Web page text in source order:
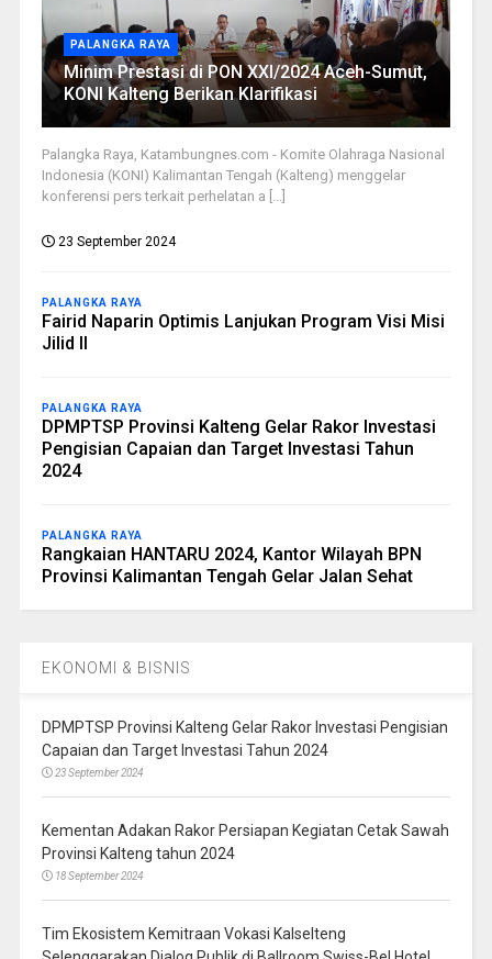
PALANGKA RAYA
Minim Prestasi di PON XXI/2024 Aceh-Sumut,
KONI Kalteng Berikan Klarifikasi
Palangka Raya, Katambungnes.com - Komite Olahraga Nasional
Indonesia (KONI) Kalimantan Tengah (Kalteng) menggelar
konferensi pers terkait perhelatan a [...]
23 September 2024
PALANGKA RAYA
Fairid Naparin Optimis Lanjukan Program Visi Misi
Jilid II
PALANGKA RAYA
DPMPTSP Provinsi Kalteng Gelar Rakor Investasi
Pengisian Capaian dan Target Investasi Tahun
2024
PALANGKA RAYA
Rangkaian HANTARU 2024, Kantor Wilayah BPN
Provinsi Kalimantan Tengah Gelar Jalan Sehat
EKONOMI & BISNIS
DPMPTSP Provinsi Kalteng Gelar Rakor Investasi Pengisian
Capaian dan Target Investasi Tahun 2024
23 September 2024
Kementan Adakan Rakor Persiapan Kegiatan Cetak Sawah
Provinsi Kalteng tahun 2024
18 September 2024
Tim Ekosistem Kemitraan Vokasi Kalselteng